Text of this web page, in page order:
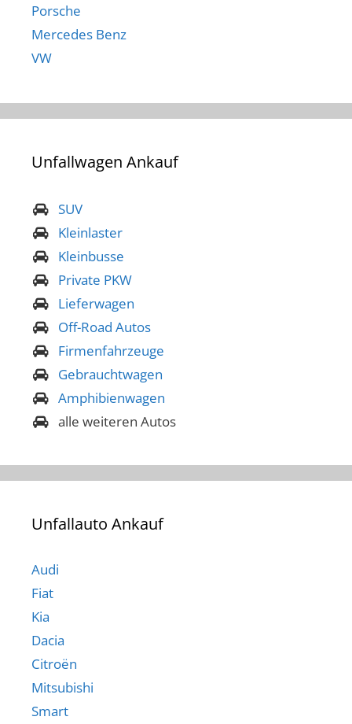
Porsche
Mercedes Benz
VW
Unfallwagen Ankauf
SUV
Kleinlaster
Kleinbusse
Private PKW
Lieferwagen
Off-Road Autos
Firmenfahrzeuge
Gebrauchtwagen
Amphibienwagen
alle weiteren Autos
Unfallauto Ankauf
Audi
Fiat
Kia
Dacia
Citroën
Mitsubishi
Smart